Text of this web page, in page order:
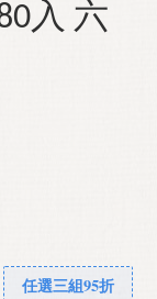
入 六
任選三組95折